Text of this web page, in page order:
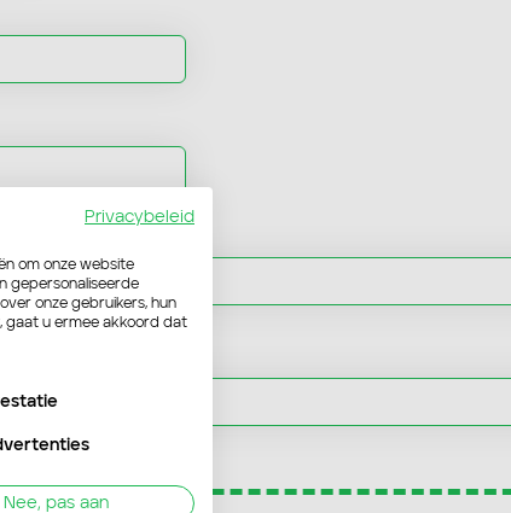
Privacybeleid
om onze website
gepersonaliseerde
onze gebruikers, hun
gaat u ermee akkoord dat
Nee, pas aan